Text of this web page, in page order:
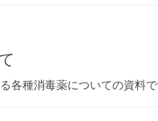
各種消毒薬についての資料で